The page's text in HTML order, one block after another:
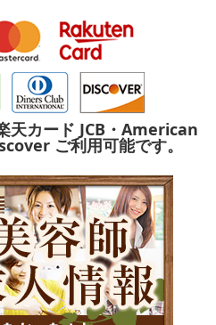
天カード JCB・American
ご利用可能です。